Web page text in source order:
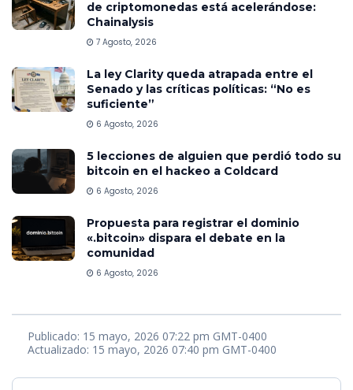
de criptomonedas está acelerándose:
Chainalysis
7 Agosto, 2026
La ley Clarity queda atrapada entre el
Senado y las críticas políticas: “No es
suficiente”
6 Agosto, 2026
5 lecciones de alguien que perdió todo su
bitcoin en el hackeo a Coldcard
6 Agosto, 2026
Propuesta para registrar el dominio
«.bitcoin» dispara el debate en la
comunidad
6 Agosto, 2026
Publicado: 15 mayo, 2026 07:22 pm GMT-0400
Actualizado: 15 mayo, 2026 07:40 pm GMT-0400